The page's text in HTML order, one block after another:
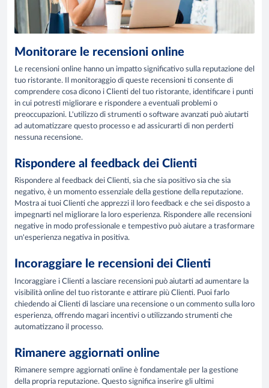
Monitorare le recensioni online
Le recensioni online hanno un impatto significativo sulla reputazione del
tuo ristorante. Il monitoraggio di queste recensioni ti consente di
comprendere cosa dicono i Clienti del tuo ristorante, identificare i punti
in cui potresti migliorare e rispondere a eventuali problemi o
preoccupazioni. L'utilizzo di strumenti o software avanzati può aiutarti
ad automatizzare questo processo e ad assicurarti di non perderti
nessuna recensione.
Rispondere al feedback dei Clienti
Rispondere al feedback dei Clienti, sia che sia positivo sia che sia
negativo, è un momento essenziale della gestione della reputazione.
Mostra ai tuoi Clienti che apprezzi il loro feedback e che sei disposto a
impegnarti nel migliorare la loro esperienza. Rispondere alle recensioni
negative in modo professionale e tempestivo può aiutare a trasformare
un'esperienza negativa in positiva.
Incoraggiare le recensioni dei Clienti
Incoraggiare i Clienti a lasciare recensioni può aiutarti ad aumentare la
visibilità online del tuo ristorante e attirare più Clienti. Puoi farlo
chiedendo ai Clienti di lasciare una recensione o un commento sulla loro
esperienza, offrendo magari incentivi o utilizzando strumenti che
automatizzano il processo.
Rimanere aggiornati online
Rimanere sempre aggiornati online è fondamentale per la gestione
della propria reputazione. Questo significa inserire gli ultimi